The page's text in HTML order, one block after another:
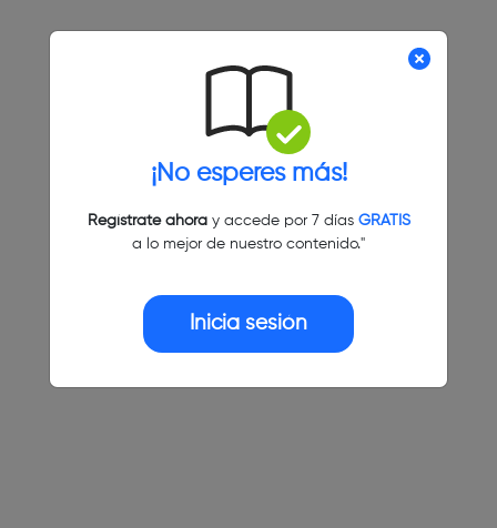
¡No esperes más!
Regístrate ahoray accede por 7 días GRATIS
a lo mejor de nuestro contenido."
Inicia sesión